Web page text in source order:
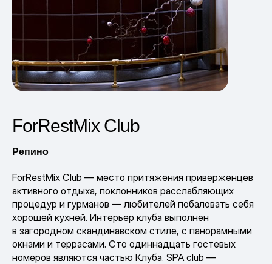
ForRestMix Club
Репино
ForRestMix Club — место притяжения приверженцев
активного отдыха, поклонников расслабляющих
процедур и гурманов — любителей побаловать себя
хорошей кухней. Интерьер клуба выполнен
в загородном скандинавском стиле, с панорамными
окнами и террасами. Сто одиннадцать гостевых
номеров являются частью Клуба. SPA club —